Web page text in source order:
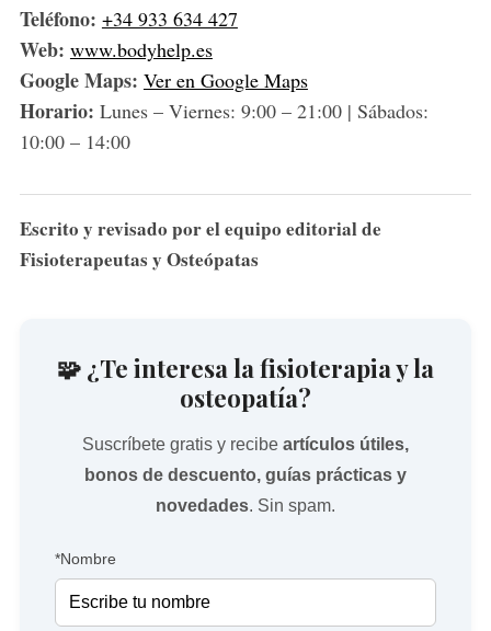
Teléfono: +34 933 634 427
Web: www.bodyhelp.es
Google Maps: Ver en Google Maps
Horario: Lunes – Viernes: 9:00 – 21:00 | Sábados:
10:00 – 14:00
Escrito y revisado por el equipo editorial de
Fisioterapeutas y Osteópatas
🧩 ¿Te interesa la fisioterapia y la
osteopatía?
Suscríbete gratis y recibe artículos útiles,
bonos de descuento, guías prácticas y
novedades. Sin spam.
*Nombre
f
r
: